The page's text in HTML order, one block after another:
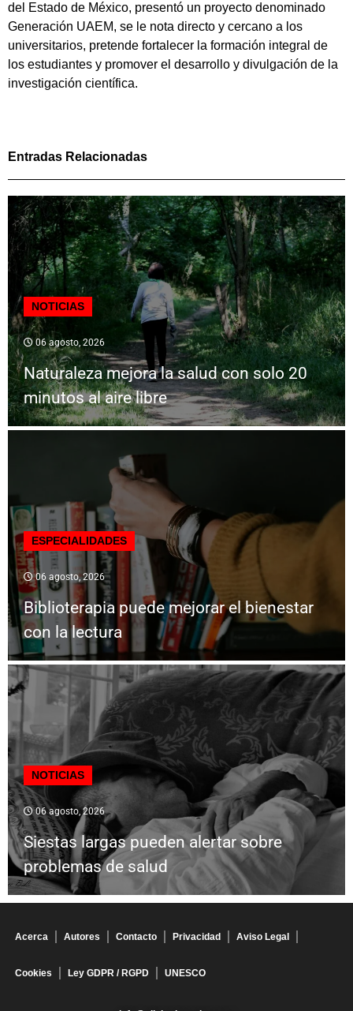
del Estado de México, presentó un proyecto denominado
Generación UAEM, se le nota directo y cercano a los
universitarios, pretende fortalecer la formación integral de
los estudiantes y promover el desarrollo y divulgación de la
investigación científica.
Entradas Relacionadas
NOTICIAS
06 agosto, 2026
Naturaleza mejora la salud con solo 20
minutos al aire libre
ESPECIALIDADES
06 agosto, 2026
Biblioterapia puede mejorar el bienestar
con la lectura
NOTICIAS
06 agosto, 2026
Siestas largas pueden alertar sobre
problemas de salud
Acerca Autores Contacto Privacidad Aviso Legal
Cookies Ley GDPR / RGPD UNESCO